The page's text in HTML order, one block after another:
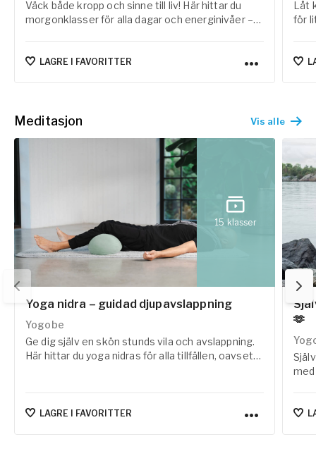
Väck både kropp och sinne till liv! Här hittar du
morgonklasser för alla dagar och energinivåer –
minuter eller en lång morgonstund framför dig
LAGRE I FAVORITTER
Låt
för
Meditasjon Vis alle
15 klasser
Yoga nidra – guidad djupavslappning
Yogobe
Ge dig själv en skön stunds vila och avslappning.
Här hittar du yoga nidras för alla tillfällen, oavsett
LAGRE I FAVORITTER
🫶
inåt